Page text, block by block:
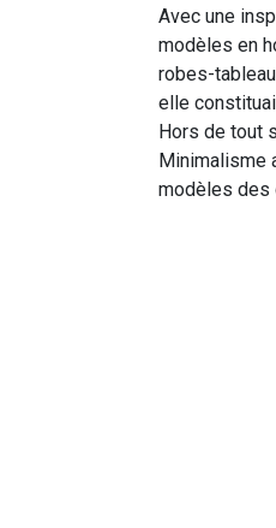
Avec une
modèles en
robes-
elle
Hors de tout
Minimalisme
modèles des